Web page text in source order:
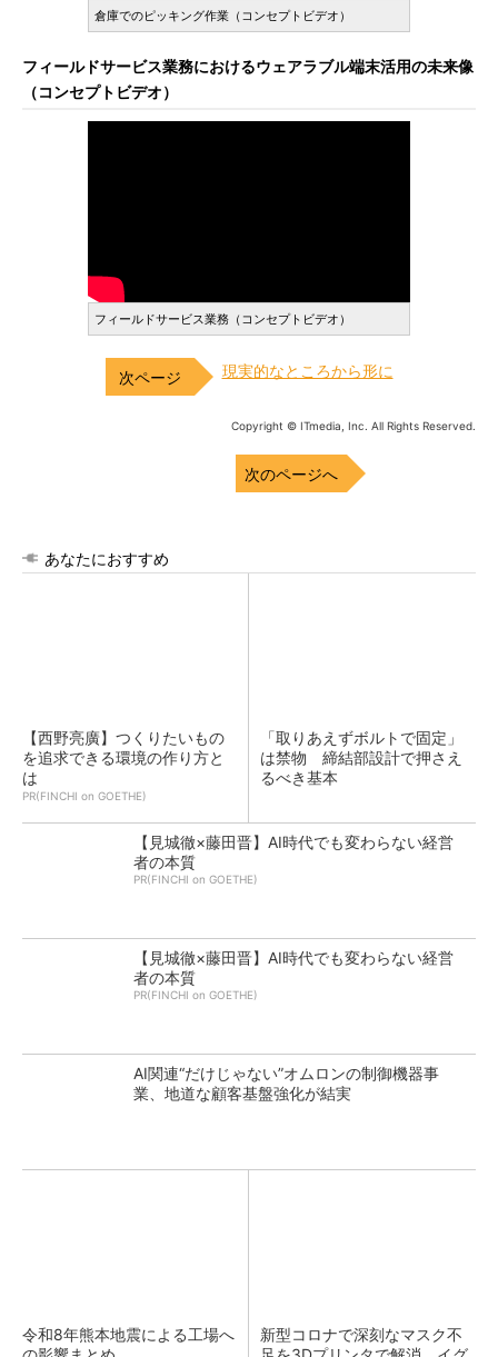
倉庫でのピッキング作業（コンセプトビデオ）
フィールドサービス業務におけるウェアラブル端末活用の未来像
（コンセプトビデオ）
フィールドサービス業務（コンセプトビデオ）
現実的なところから形に
Copyright © ITmedia, Inc. All Rights Reserved.
次のページへ
あなたにおすすめ
【西野亮廣】つくりたいもの
を追求できる環境の作り方と
は
PR(FINCHI on GOETHE)
「取りあえずボルトで固定」
は禁物 締結部設計で押さえ
るべき基本
【見城徹×藤田晋】AI時代でも変わらない経営
者の本質
PR(FINCHI on GOETHE)
【見城徹×藤田晋】AI時代でも変わらない経営
者の本質
PR(FINCHI on GOETHE)
AI関連“だけじゃない”オムロンの制御機器事
業、地道な顧客基盤強化が結実
令和8年熊本地震による工場へ
新型コロナで深刻なマスク不